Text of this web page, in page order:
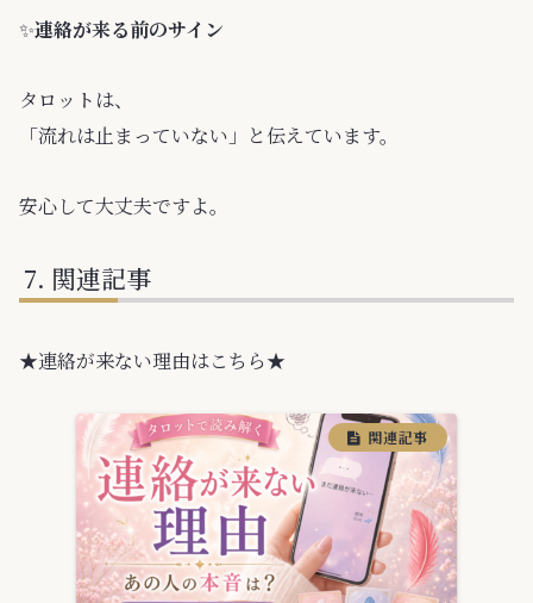
✨️連絡が来る前のサイン
タロットは、
「流れは止まっていない」と伝えています。
安心して大丈夫ですよ。
関連記事
★連絡が来ない理由はこちら★